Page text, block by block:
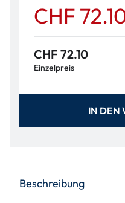
CHF
CHF 72.10
Einzelpreis
IN DEN
Beschreibung